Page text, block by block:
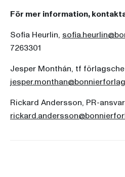
För mer information,
Sofia Heurlin,
7263301
Jesper Monthán, tf
Rickard Andersson, PR-